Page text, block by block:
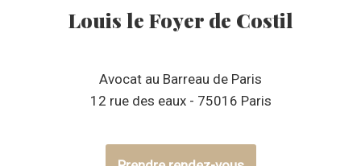
Louis le Foyer de Costil
Avocat au Barreau de Paris
12 rue des eaux - 75016 Paris